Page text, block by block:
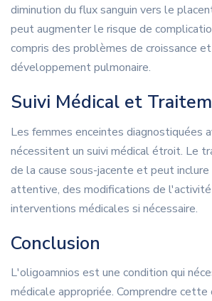
diminution du flux sanguin vers le
peut augmenter le risque de
compris des problèmes de croissance
développement pulmonaire.
Suivi Médical et
Les femmes enceintes diagnostiquées
nécessitent un suivi médical étroit. Le
de la cause sous-jacente et peut inclure
attentive, des modifications de
interventions médicales si nécessaire.
Conclusion
L'oligoamnios est une condition qui
médicale appropriée. Comprendre